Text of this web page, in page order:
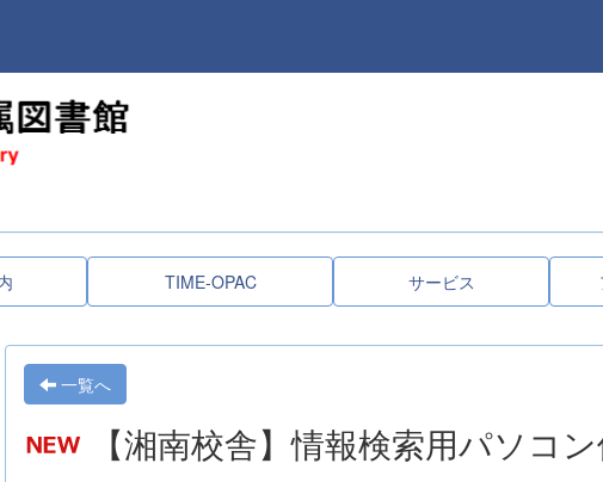
TIME-OPAC サービス
一覧へ
【湘南校舎】情報検索用パソコ